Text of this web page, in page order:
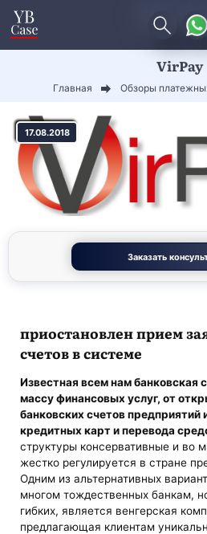
VirPay
Главная Обзоры
17.08.2018
Заказать
приостановлен прием
счетов в системе
Известная всем нам банковская
массу финансовых услуг, от
банковских счетов предприятий
кредитных карт и перевода
структуры консервативные и во
жестко регулируется в стране
Одним из альтернативных
многом тождественных банкам,
гибких, является венгерская
предлагающая клиентам